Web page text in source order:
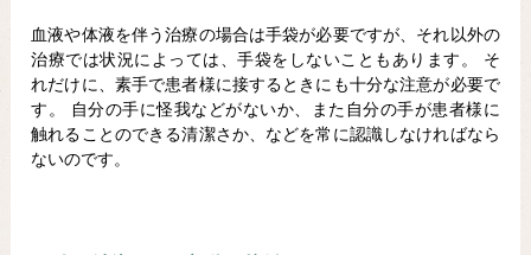
血液や体液を伴う治療の場合は手袋が必要ですが、それ以外の
治療では状況によっては、手袋をしないこともあります。 そ
れだけに、素手で患者様に接するときにも十分な注意が必要で
す。 自分の手に怪我などがないか、また自分の手が患者様に
触れることのできる清潔さか、などを常に認識しなければなら
ないのです。